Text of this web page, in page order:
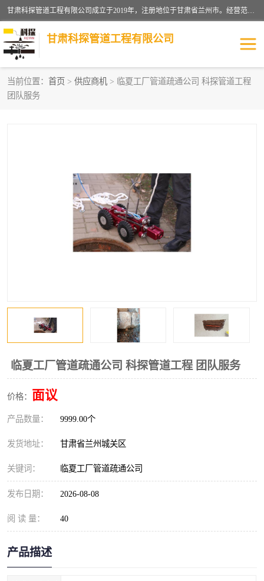
甘肃科探管道工程有限公司成立于2019年，注册地位于甘肃省兰州市。经营范围包括管道安装、清洗、疏通、维修、检测，防水工程，工程钻孔，化粪池清理，暖气安装，给排水管道安装维修，室内外管道如消防、供水、供热管道漏水检测定位，室内外防水堵漏等。
甘肃科探管道工程有限公司
当前位置： 首页 > 供应商机 > 临夏工厂管道疏通公司 科探管道工程
团队服务
临夏工厂管道疏通公司 科探管道工程 团队服务
价格： 面议
产品数量： 9999.00个
发货地址： 甘肃省兰州城关区
关键词： 临夏工厂管道疏通公司
发布日期： 2026-08-08
阅 读 量： 40
产品描述
管道安装维修
自来水管漏水 管道疏通
高压车疏通清淤